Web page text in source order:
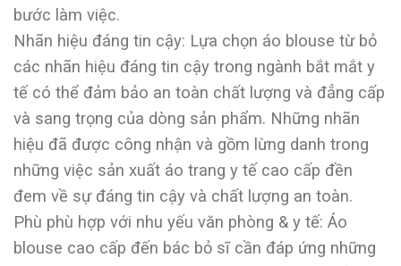
bước làm việc.
Nhãn hiệu đáng tin cậy: Lựa chọn áo blouse từ bỏ
các nhãn hiệu đáng tin cậy trong ngành bắt mắt y
tế có thể đảm bảo an toàn chất lượng và đẳng cấp
và sang trọng của dòng sản phẩm. Những nhãn
hiệu đã được công nhận và gồm lừng danh trong
những việc sản xuất áo trang y tế cao cấp đền
đem về sự đáng tin cậy và chất lượng an toàn.
Phù phù hợp với nhu yếu văn phòng & y tế: Áo
blouse cao cấp đến bác bỏ sĩ cần đáp ứng những